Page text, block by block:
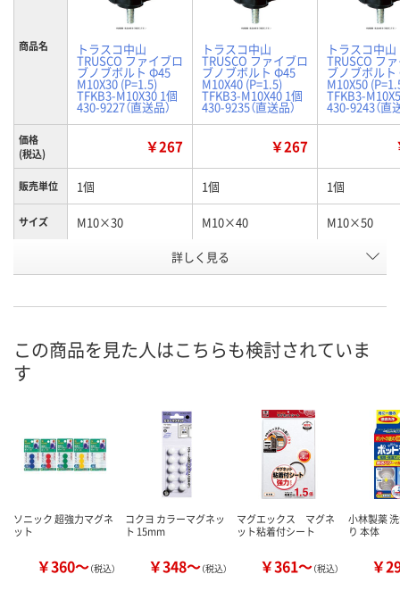
商品名 トラスコ中山
TRUSCO ファイブロ
ブノブボルト Φ45
M10X30 (P=1.5)
TFKB3-M10X30 1個
430-9227（直送品）
トラスコ中山
TRUSCO ファイブロ
ブノブボルト Φ45
M10X40 (P=1.5)
TFKB3-M10X40 1個
430-9235（直送品）
トラスコ中山
TRUSCO フ
ブノブボル
M10X50
TFKB3-
430-9243（直
価格
(税込)
￥267 ￥267
販売単位 1個 1個 1個
サイズ M10×30 M10×40 M10×50
17
K795505 K795529 K795530
在庫 あり あり あり
お届け日
カゴへ カゴへ カ
詳しく見る
この商品を見た人はこちらも検討されていま
す
ソニック 超強力マグネ
ット
￥360～（税込）
コクヨ カラーマグネッ
ト 15mm
￥348～（税込）
マグエックス マグネ
ット粘着付シート
￥361～（税込）
小林製薬
り 本体
￥